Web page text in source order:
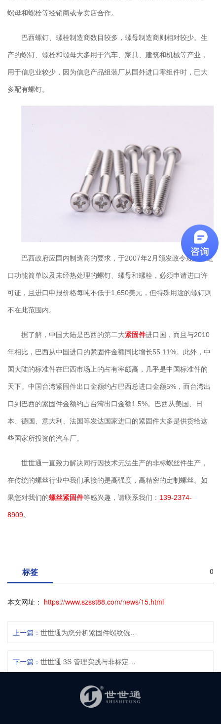
螺母和螺栓等经销商或专卖店合作。
巴西螺钉、螺栓制造商数目较多，螺母制造商则相对较少。生
产的螺钉、螺栓和螺母大多用于汽车、家具、建筑和机械等产业，
用于信息业较少，因为信息产品组装厂从国外进口零组件时，已大
多配有螺钉。
巴西政府应国内制造商的要求，于2007年2月颁发政令规定，进
口功能简单以及未经热处理的螺钉、螺母和螺栓，必须申请进口许
可证，且进口申报价格每吨不低于1,650美元，但特殊用途的螺钉则
不在此范围内。
据了解，中国大陆是巴西的第二大紧固件进口国，而且与2010
年相比，巴西从中国进口的紧固件金额同比增长55.11%。此外，中
国大陆的标准件在巴西市场上的占有率颇高，几乎是中国标准件的
天下。中国台湾紧固件出口金额约占巴西总进口金额5%，而台湾出
口到巴西的紧固件金额约占台湾出口金额1.5%。巴西从美国、日
本、德国、意大利、法国等发达国家进口的紧固件大多是供货给这
些国家所投资的汽车厂。
世世通一直致力解决同行因技术无法生产的非标螺丝件生产，
在传统的螺丝行业中我们承接的是高强度，高精密的定制螺丝。如
果您对我们的螺丝紧固件等感兴趣，请联系我们： 139-2374-
8909。
标签 0
本文网址： https://www.szsst88.com/news/15.html
上一篇： 世世通为您分析紧固件螺纹铣削加工优劣
下一篇： 世世通 3S 管理实践与非标定制螺丝：以极致细节，筑品质根基